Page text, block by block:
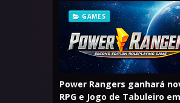
GAMES
Power Rangers ganhará
RPG e Jogo de Tabuleiro